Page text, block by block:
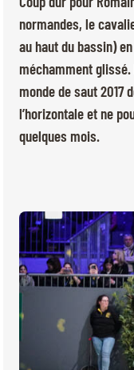
MÉDIAS
FR EN
normandes, le
au haut du bassin)
méchamment glissé.
monde de saut 2017
l’horizontale et ne
quelques mois.